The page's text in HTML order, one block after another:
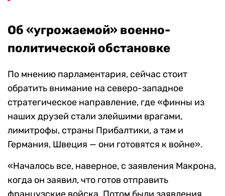
Об «угрожаемой» военно-
политической обстановке
По мнению парламентария, сейчас стоит
обратить внимание на северо-западное
стратегическое направление, где «финны из
наших друзей стали злейшими врагами,
лимитрофы, страны Прибалтики, а там и
Германия, Швеция — они готовятся к войне».
«Началось все, наверное, с заявления Макрона,
когда он заявил, что готов отправить